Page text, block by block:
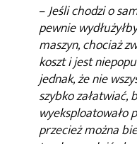
–Jeśli chodzi o
pewnie
maszyn, chociaż
koszt i jest
jednak, że nie
szybko załatwiać,
wyeksploatowało
przecież można